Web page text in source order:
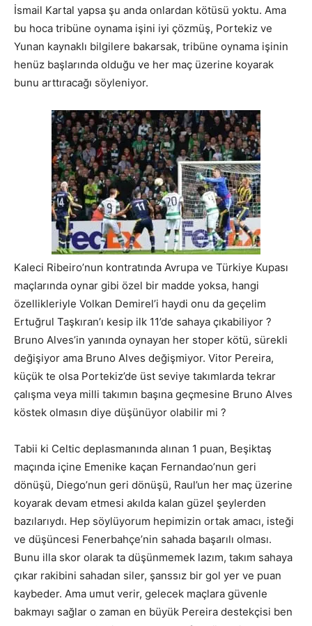
İsmail Kartal yapsa şu anda onlardan kötüsü yoktu. Ama
bu hoca tribüne oynama işini iyi çözmüş, Portekiz ve
Yunan kaynaklı bilgilere bakarsak, tribüne oynama işinin
henüz başlarında olduğu ve her maç üzerine koyarak
bunu arttıracağı söyleniyor.
Kaleci Ribeiro’nun kontratında Avrupa ve Türkiye Kupası
maçlarında oynar gibi özel bir madde yoksa, hangi
özellikleriyle Volkan Demirel’i haydi onu da geçelim
Ertuğrul Taşkıran’ı kesip ilk 11’de sahaya çıkabiliyor ?
Bruno Alves’in yanında oynayan her stoper kötü, sürekli
değişiyor ama Bruno Alves değişmiyor. Vitor Pereira,
küçük te olsa Portekiz’de üst seviye takımlarda tekrar
çalışma veya milli takımın başına geçmesine Bruno Alves
köstek olmasın diye düşünüyor olabilir mi ?
Tabii ki Celtic deplasmanında alınan 1 puan, Beşiktaş
maçında içine Emenike kaçan Fernandao’nun geri
dönüşü, Diego’nun geri dönüşü, Raul’un her maç üzerine
koyarak devam etmesi akılda kalan güzel şeylerden
bazılarıydı. Hep söylüyorum hepimizin ortak amacı, isteği
ve düşüncesi Fenerbahçe’nin sahada başarılı olması.
Bunu illa skor olarak ta düşünmemek lazım, takım sahaya
çıkar rakibini sahadan siler, şanssız bir gol yer ve puan
kaybeder. Ama umut verir, gelecek maçlara güvenle
bakmayı sağlar o zaman en büyük Pereira destekçisi ben